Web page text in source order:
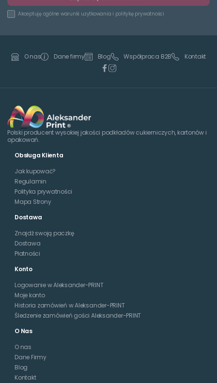
Akceptuję ogólne warunki użytkowania i politykę prywatności
O nas Dane firmy Blog Współpraca B2B Kontakt
Polski producent wysokiej jakości podkładów cukierniczych, kartonów i
opakowań.
Obsługa Klienta
Jak kupować?
Regulamin
Polityka prywatności
Mapa Strony
Dostawa
Znajdź swoją paczkę
Dostawa
Płatności
Konto
Logowanie w Aleksander-PRINT
Moje konto
Historia zamówień w Aleksander-PRINT
Śledzenie zamówień gości Aleksander-PRINT
O Nas
O nas
Dane Firmy
Blog
Kontakt